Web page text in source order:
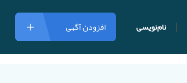
نام‌نویسی افزودن آگهی